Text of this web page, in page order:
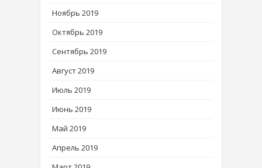
Ноябрь 2019
Октябрь 2019
Сентябрь 2019
Август 2019
Июль 2019
Июнь 2019
Май 2019
Апрель 2019